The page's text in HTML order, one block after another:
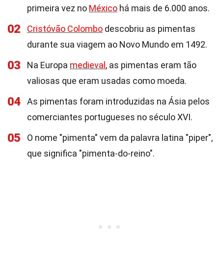
primeira vez no México há mais de 6.000 anos.
02 Cristóvão Colombo descobriu as pimentas
durante sua viagem ao Novo Mundo em 1492.
03 Na Europa medieval , as pimentas eram tão
valiosas que eram usadas como moeda.
04
As pimentas foram introduzidas na Ásia pelos
comerciantes portugueses no século XVI.
05
O nome "pimenta" vem da palavra latina "piper",
que significa "pimenta-do-reino".